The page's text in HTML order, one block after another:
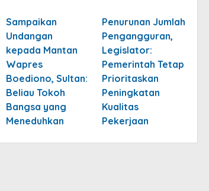
Sampaikan
Undangan
kepada Mantan
Wapres
Boediono, Sultan:
Beliau Tokoh
Bangsa yang
Meneduhkan
Penurunan Jumlah
Pengangguran,
Legislator:
Pemerintah Tetap
Prioritaskan
Peningkatan
Kualitas
Pekerjaan